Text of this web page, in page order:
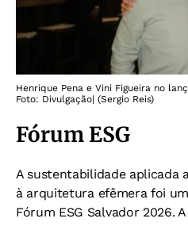
Henrique Pena e Vini Figueira no
Foto: Divulgação| (Sergio Reis)
Fórum ESG
A sustentabilidade aplicada
à arquitetura efêmera foi
Fórum ESG Salvador 2026.